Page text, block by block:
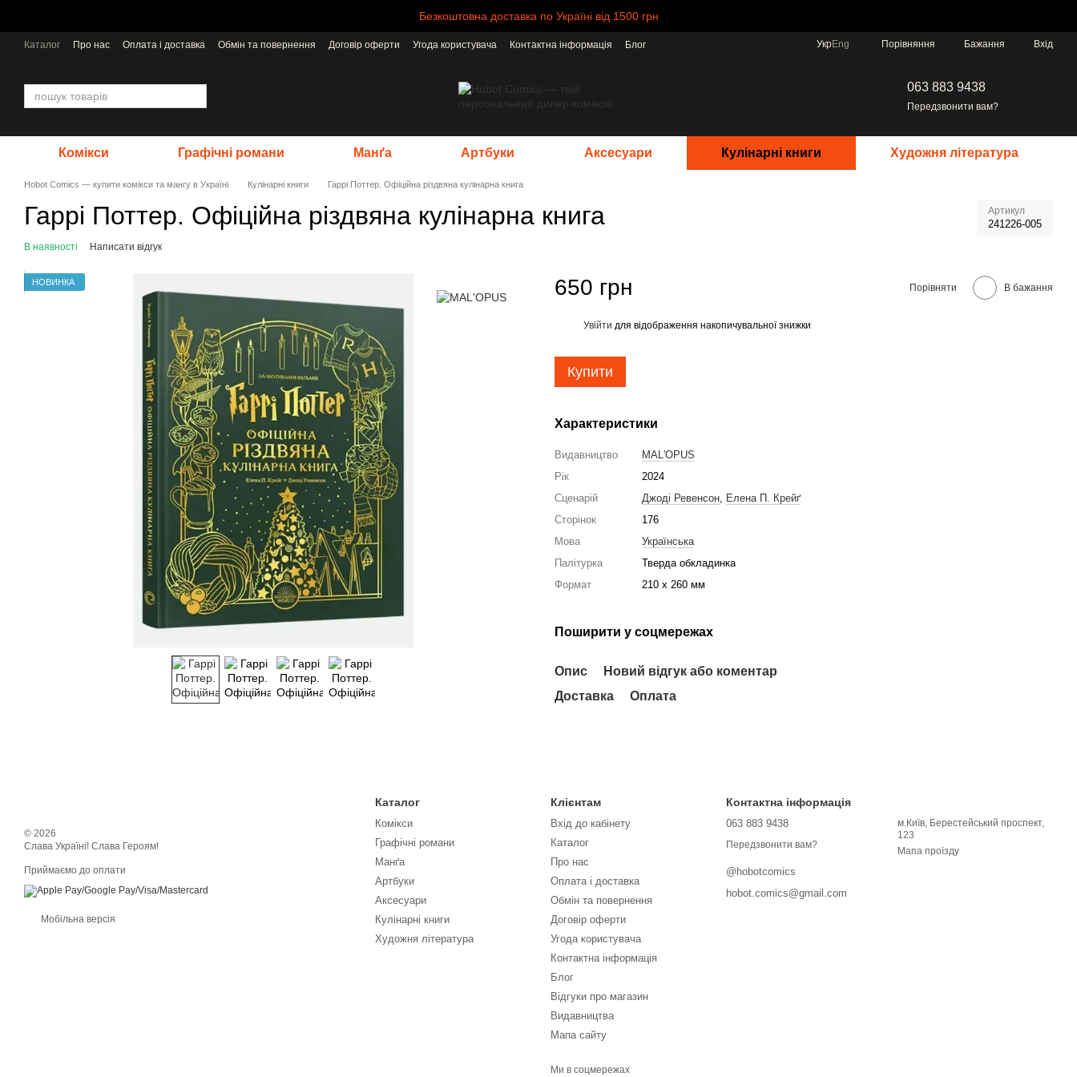
Безкоштовна доставка по Україні від 1500 грн
Каталог Про нас Оплата і доставка Обмін та повернення Договір оферти Угода користувача Контактна інформація
Блог
УкрEng Порівняння Бажання Вхід
063 883 9438
Передзвонити вам?
Комікси Графічні романи Манґа Артбуки Аксесуари Кулінарні книги Художня література
Hobot Comics — купити комікси та мангу в Україні Кулінарні книги Гаррі Поттер. Офіційна різдвяна кулінарна книга
Гаррі Поттер. Офіційна різдвяна кулінарна книга Артикул
241226-005
В наявності Написати відгук
НОВИНКА 650 грн Порівняти В бажання
Увійти для відображення накопичувальної знижки
Купити
Характеристики
Видавництво
MAL'OPUS
Рік
2024
Сценарій
Джоді Ревенсон, Елена П. Крейґ
Сторінок
176
Мова
Українська
Палітурка
Тверда обкладинка
Формат
210 x 260 мм
Поширити у соцмережах
Опис
Новий відгук або коментар
Доставка
Оплата
© 2026
Слава Україні! Слава Героям!
Приймаємо до оплати
Мобільна версія
Каталог
Комікси
Графічні романи
Манґа
Артбуки
Аксесуари
Кулінарні книги
Художня література
Клієнтам
Вхід до кабінету
Каталог
Про нас
Оплата і доставка
Обмін та повернення
Договір оферти
Угода користувача
Контактна інформація
Блог
Відгуки про магазин
Видавництва
Мапа сайту
Ми в соцмережах
Контактна інформація
063 883 9438
Передзвонити вам?
@hobotcomics
hobot.comics@gmail.com
м.Київ, Берестейський проспект,
123
Мапа проїзду